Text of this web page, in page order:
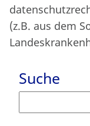
(z.B. aus dem
Suche
nach: